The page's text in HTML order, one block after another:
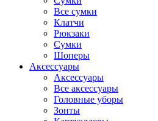
Все сумки
Клатчи
Рюкзаки
Сумки
Шоперы
Аксессуары
Аксессуары
Все аксессуары
Головные уборы
Зонты